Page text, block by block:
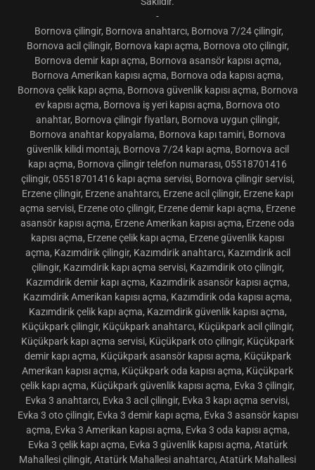
Telif Hakkı © 2025 Bornova Çilingir Hizmeti - Tüm Hakları
Saklıdır.
-
Bornova çilingir, Bornova anahtarcı, Bornova 7/24 çilingir,
Bornova acil çilingir, Bornova kapı açma, Bornova oto çilingir,
Bornova demir kapı açma, Bornova asansör kapısı açma,
Bornova Amerikan kapısı açma, Bornova oda kapısı açma,
Bornova çelik kapı açma, Bornova güvenlik kapısı açma, Bornova
ev kapısı açma, Bornova iş yeri kapısı açma, Bornova oto
anahtar, Bornova çilingir fiyatları, Bornova uygun çilingir,
Bornova anahtar kopyalama, Bornova kapı tamiri, Bornova
güvenlik kilidi montajı, Bornova 7/24 kapı açma, Bornova acil
kapı açma, Bornova çilingir telefon numarası, 05518701416
çilingir, 05518701416 kapı açma servisi, Bornova çilingir servisi,
Erzene çilingir, Erzene anahtarcı, Erzene acil çilingir, Erzene kapı
açma servisi, Erzene oto çilingir, Erzene demir kapı açma, Erzene
asansör kapısı açma, Erzene Amerikan kapısı açma, Erzene oda
kapısı açma, Erzene çelik kapı açma, Erzene güvenlik kapısı
açma, Kazımdirik çilingir, Kazımdirik anahtarcı, Kazımdirik acil
çilingir, Kazımdirik kapı açma servisi, Kazımdirik oto çilingir,
Kazımdirik demir kapı açma, Kazımdirik asansör kapısı açma,
Kazımdirik Amerikan kapısı açma, Kazımdirik oda kapısı açma,
Kazımdirik çelik kapı açma, Kazımdirik güvenlik kapısı açma,
Küçükpark çilingir, Küçükpark anahtarcı, Küçükpark acil çilingir,
Küçükpark kapı açma servisi, Küçükpark oto çilingir, Küçükpark
demir kapı açma, Küçükpark asansör kapısı açma, Küçükpark
Amerikan kapısı açma, Küçükpark oda kapısı açma, Küçükpark
çelik kapı açma, Küçükpark güvenlik kapısı açma, Evka 3 çilingir,
Evka 3 anahtarcı, Evka 3 acil çilingir, Evka 3 kapı açma servisi,
Evka 3 oto çilingir, Evka 3 demir kapı açma, Evka 3 asansör kapısı
açma, Evka 3 Amerikan kapısı açma, Evka 3 oda kapısı açma,
Evka 3 çelik kapı açma, Evka 3 güvenlik kapısı açma, Atatürk